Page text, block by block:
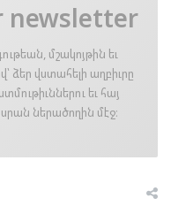
newsletter
մշակոյթին եւ
ձեր վստահելի աղբիւրը
եւ հայ
ներածողին մէջ։